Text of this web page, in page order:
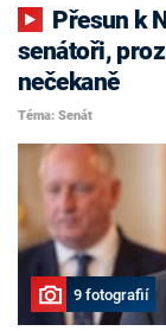
senátoři,
nečekaně
Téma: Senát
9 fotografií